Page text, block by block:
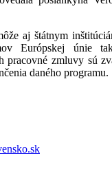
aj štátnym
Európskej únie
pracovné zmluvy sú
daného programu.